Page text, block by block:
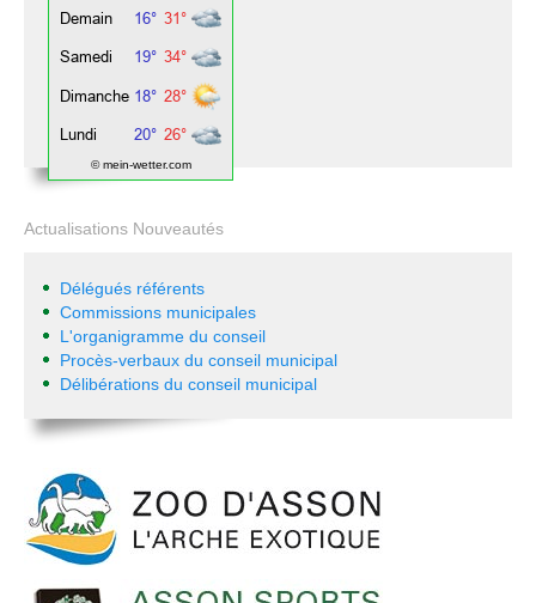
© mein-wetter.com
Actualisations Nouveautés
Délégués référents
Commissions municipales
L'organigramme du conseil
Procès-verbaux du conseil municipal
Délibérations du conseil municipal